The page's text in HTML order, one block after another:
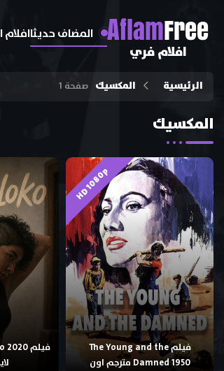
AflamFree
افلام فري
المضاف حديثاافلام
الرئيسية المكسيك صفحة 1
المكسيك
HD 1080p
فيلم The Young and the
Damned 1950 مترجم اون